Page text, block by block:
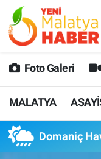
Foto Galeri
MALATYA
Domaniç
MALATYA
GÜNCEL
SPOR
Malatya
MALATYA
Malatya Trafik